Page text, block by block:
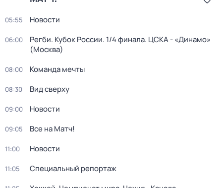
05:55 Новости
06:00
Регби. Кубок России. 1/4 финала. ЦСКА - «Динамо»
(Москва)
08:00 Команда мечты
08:30 Вид сверху
09:00 Новости
09:05 Все на Матч!
11:00 Новости
11:05 Специальный репортаж